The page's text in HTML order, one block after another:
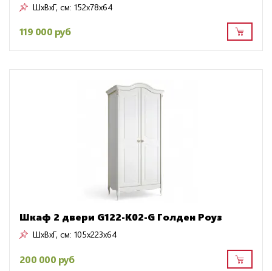
ШxВxГ, см: 152x78x64
119 000 руб
Шкаф 2 двери G122-K02-G Голден Роуз
ШxВxГ, см: 105x223x64
200 000 руб